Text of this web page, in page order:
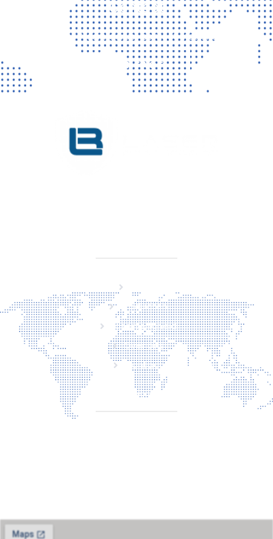
Contact
Vragen? Neem gerust contact met ons op!
CONTACT
Producten
Laserveiligheid
Over ons
Contact
CONTACT